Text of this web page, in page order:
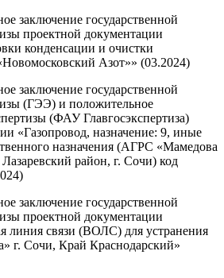
заключение государственной
проектной документации
конденсации и очистки
Азот»» (03.2024)
заключение государственной
(ГЭЭ) и положительное
(ФАУ Главгосэкспертиза)
«Газопровод, назначение: 9, иные
назначения (АГРС «Мамедова
район, г. Сочи) код
заключение государственной
проектной документации
линия связи (ВОЛС) для устранения
г. Сочи, Край Краснодарский»